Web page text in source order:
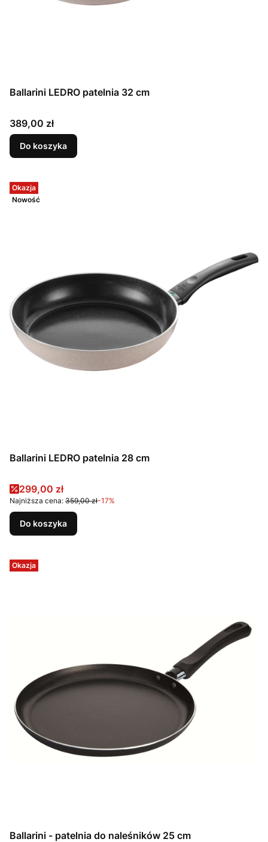
Ballarini LEDRO patelnia 32 cm
Cena
389,00 zł
Do koszyka
Okazja
Nowość
Ballarini LEDRO patelnia 28 cm
Cena promocyjna
299,00 zł
Najniższa cena: 359,00 zł-17%
Do koszyka
Okazja
Ballarini - patelnia do naleśników 25 cm